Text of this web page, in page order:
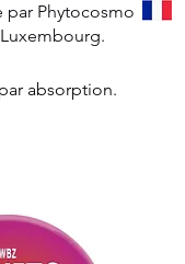
par Phytocosmo
absorption.